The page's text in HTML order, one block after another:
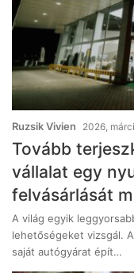
Ruzsik Vivien 2026,
Tovább
vállalat egy
felvásárlását
A világ egyik
lehetőségeket vizsgál.
saját autógyárat épít…